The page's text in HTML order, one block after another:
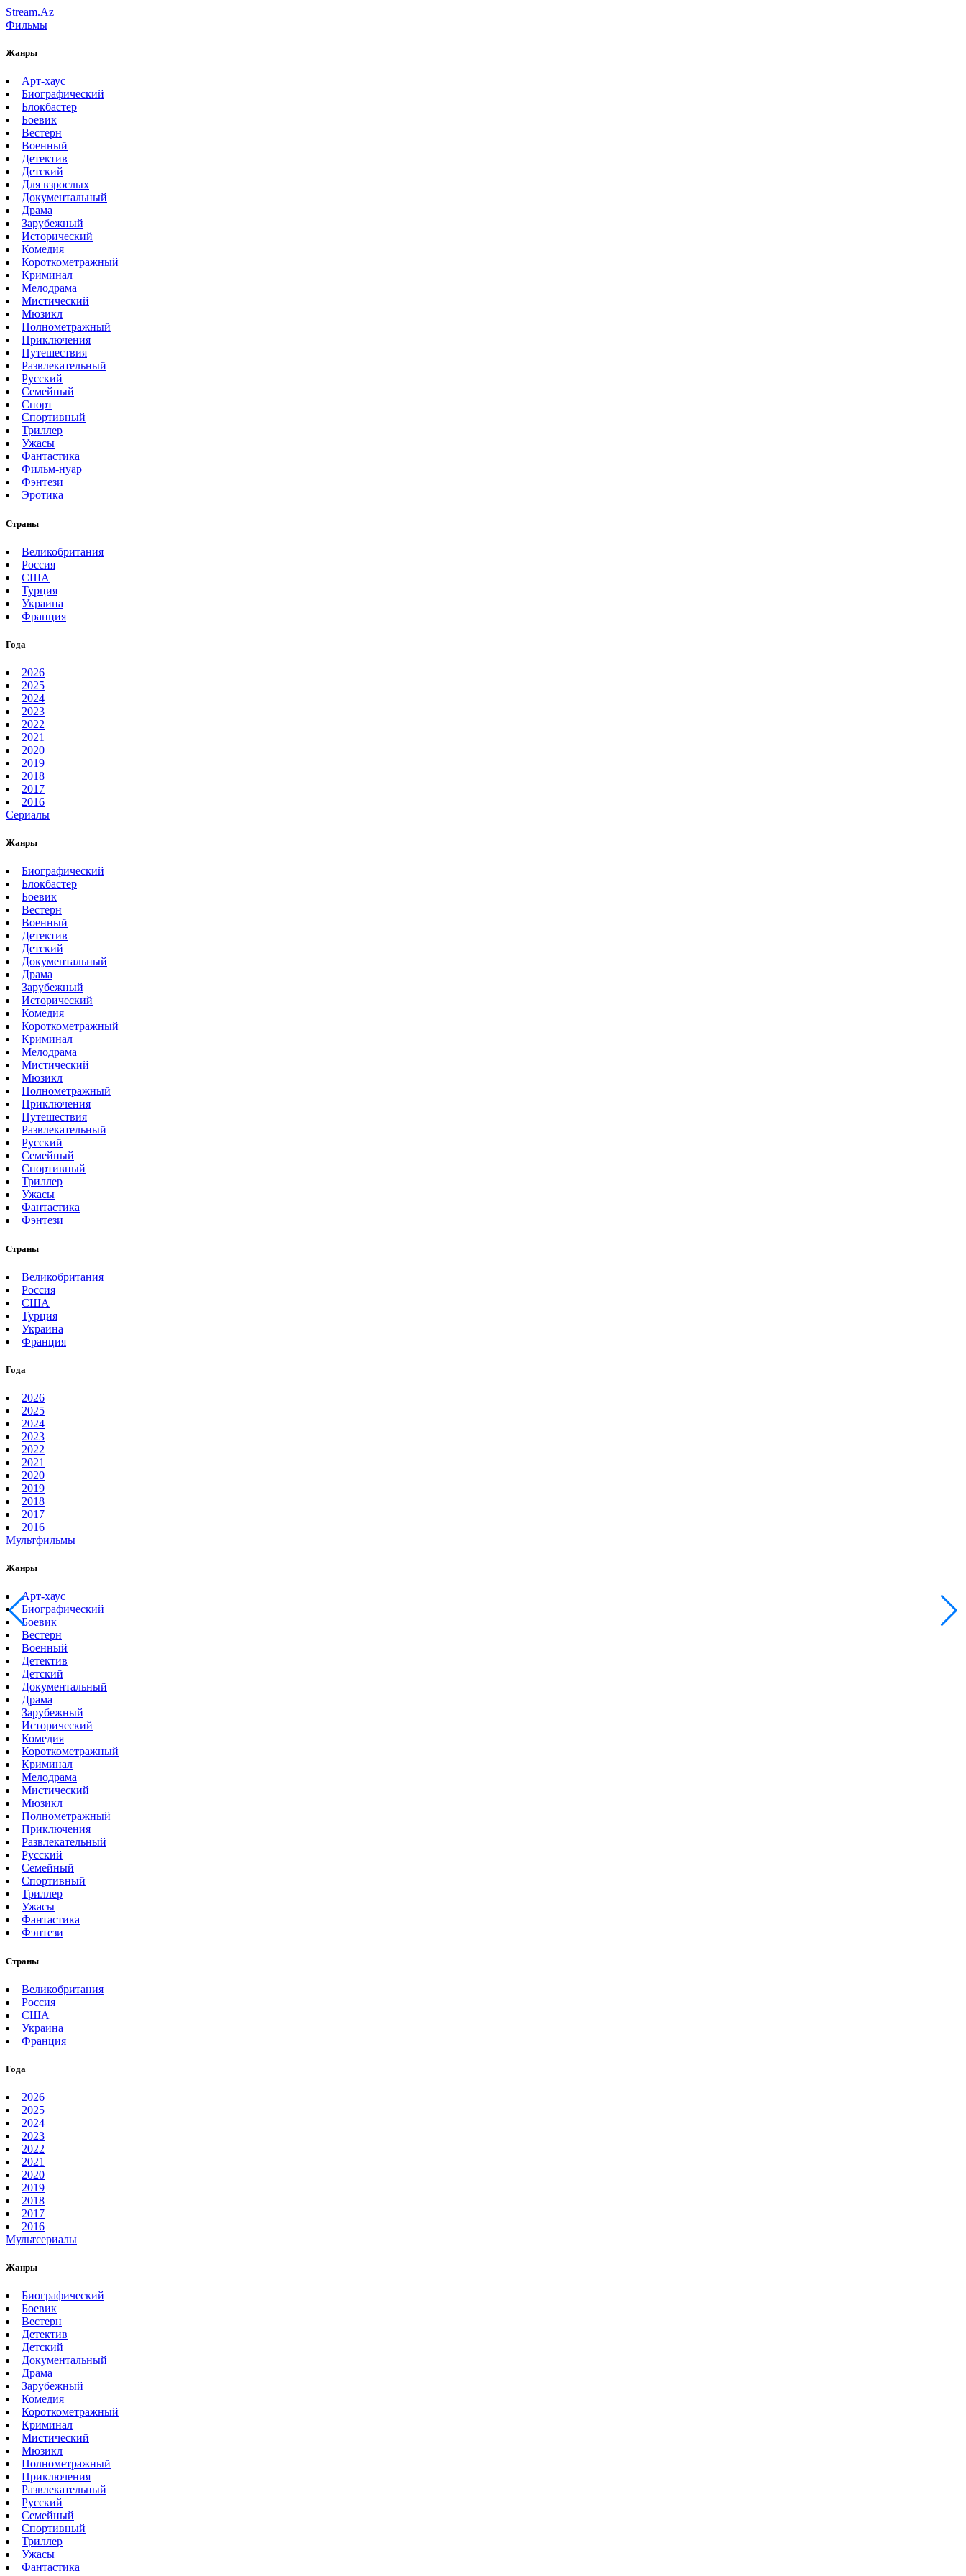
Stream.Az
Фильмы
Жанры
Арт-хаус
Биографический
Блокбастер
Боевик
Вестерн
Военный
Детектив
Детский
Для взрослых
Документальный
Драма
Зарубежный
Исторический
Комедия
Короткометражный
Криминал
Мелодрама
Мистический
Мюзикл
Полнометражный
Приключения
Путешествия
Развлекательный
Русский
Семейный
Спорт
Спортивный
Триллер
Ужасы
Фантастика
Фильм-нуар
Фэнтези
Эротика
Страны
Великобритания
Россия
США
Турция
Украина
Франция
Года
2026
2025
2024
2023
2022
2021
2020
2019
2018
2017
2016
Сериалы
Жанры
Биографический
Блокбастер
Боевик
Вестерн
Военный
Детектив
Детский
Документальный
Драма
Зарубежный
Исторический
Комедия
Короткометражный
Криминал
Мелодрама
Мистический
Мюзикл
Полнометражный
Приключения
Путешествия
Развлекательный
Русский
Семейный
Спортивный
Триллер
Ужасы
Фантастика
Фэнтези
Страны
Великобритания
Россия
США
Турция
Украина
Франция
Года
2026
2025
2024
2023
2022
2021
2020
2019
2018
2017
2016
Мультфильмы
Жанры
Арт-хаус
Биографический
Боевик
Вестерн
Военный
Детектив
Детский
Документальный
Драма
Зарубежный
Исторический
Комедия
Короткометражный
Криминал
Мелодрама
Мистический
Мюзикл
Полнометражный
Приключения
Развлекательный
Русский
Семейный
Спортивный
Триллер
Ужасы
Фантастика
Фэнтези
Страны
Великобритания
Россия
США
Украина
Франция
Года
2026
2025
2024
2023
2022
2021
2020
2019
2018
2017
2016
Мультсериалы
Жанры
Биографический
Боевик
Вестерн
Детектив
Детский
Документальный
Драма
Зарубежный
Комедия
Короткометражный
Криминал
Мистический
Мюзикл
Полнометражный
Приключения
Развлекательный
Русский
Семейный
Спортивный
Триллер
Ужасы
Фантастика